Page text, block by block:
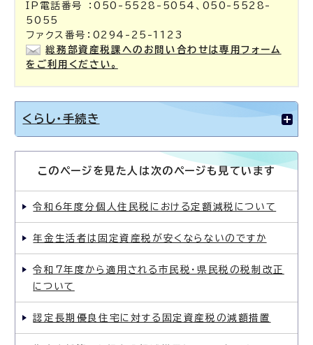
IP電話番号 ：050-5528-5054、050-5528-
5055
ファクス番号：0294-25-1123
総務部資産税課へのお問い合わせは専用フォーム
をご利用ください。
くらし・手続き
このページを見た人は次のページも見ています
令和6年度分個人住民税における定額減税について
年金生活者は固定資産税が安くならないのですか
令和7年度から適用される市民税・県民税の税制改正
について
認定長期優良住宅に対する固定資産税の減額措置